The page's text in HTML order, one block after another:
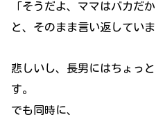
「そうだよ、ママはバカだ
と、そのまま言い返していま
悲しいし、長男にはちょっ
す。
でも同時に、